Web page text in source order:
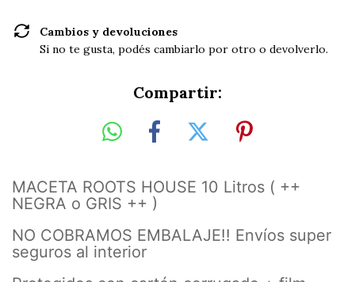
Cambios y devoluciones
Si no te gusta, podés cambiarlo por otro o devolverlo.
Compartir:
MACETA ROOTS HOUSE 10 Litros ( ++
NEGRA o GRIS ++ )
NO COBRAMOS EMBALAJE!! Envíos super
seguros al interior